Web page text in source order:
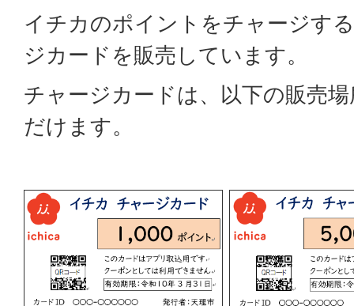
イチカのポイントをチャージす
ジカードを販売しています。
チャージカードは、以下の販売
だけます。